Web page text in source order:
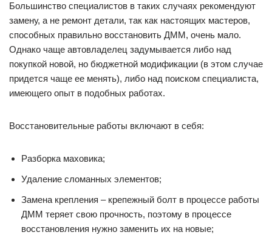
Большинство специалистов в таких случаях рекомендуют
замену, а не ремонт детали, так как настоящих мастеров,
способных правильно восстановить ДММ, очень мало.
Однако чаще автовладелец задумывается либо над
покупкой новой, но бюджетной модификации (в этом случае
придется чаще ее менять), либо над поиском специалиста,
имеющего опыт в подобных работах.
Восстановительные работы включают в себя:
Разборка маховика;
Удаление сломанных элементов;
Замена крепления – крепежный болт в процессе работы
ДММ теряет свою прочность, поэтому в процессе
восстановления нужно заменить их на новые;